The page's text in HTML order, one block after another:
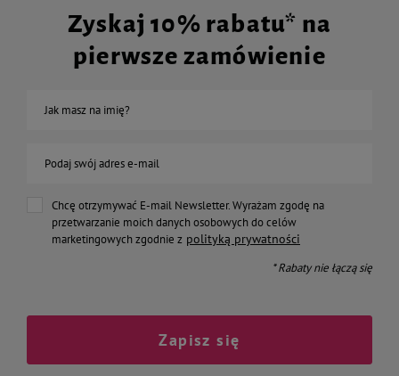
Zyskaj 10% rabatu* na
pierwsze zamówienie
Jak masz na imię?
Podaj swój adres e-mail
Chcę otrzymywać E-mail Newsletter. Wyrażam zgodę na
przetwarzanie moich danych osobowych do celów
marketingowych zgodnie z polityką prywatności
* Rabaty nie łączą się
Zapisz się